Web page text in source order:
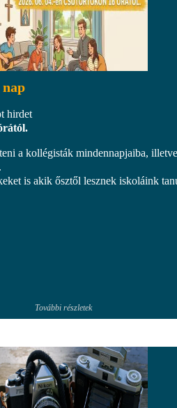
hirdet
a kollégisták mindennapjaiba,
is akik ősztől lesznek iskoláink
További részletek